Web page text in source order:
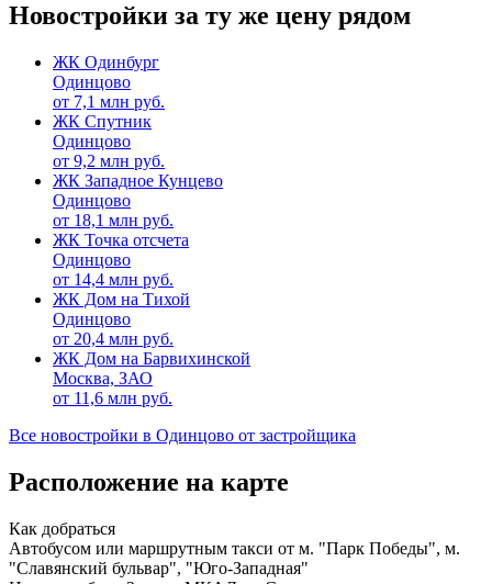
Новостройки за ту же цену рядом
ЖК Одинбург
Одинцово
от 7,1 млн руб.
ЖК Спутник
Одинцово
от 9,2 млн руб.
ЖК Западное Кунцево
Одинцово
от 18,1 млн руб.
ЖК Точка отсчета
Одинцово
от 14,4 млн руб.
ЖК Дом на Тихой
Одинцово
от 20,4 млн руб.
ЖК Дом на Барвихинской
Москва, ЗАО
от 11,6 млн руб.
Все новостройки в Одинцово от застройщика
Расположение на карте
Как добраться
Автобусом или маршрутным такси от м. "Парк Победы", м.
"Славянский бульвар", "Юго-Западная"